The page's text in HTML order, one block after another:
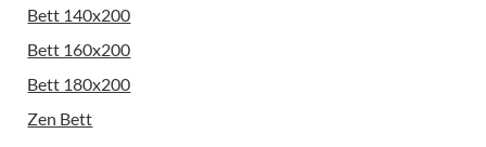
Bett 140x200
Bett 160x200
Bett 180x200
Zen Bett